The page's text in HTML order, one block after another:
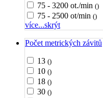
75 - 3200 ot./min ()
75 - 2500 ot/min ()
více...skrýt
Počet metrických závitů
13 ()
10 ()
18 ()
30 ()